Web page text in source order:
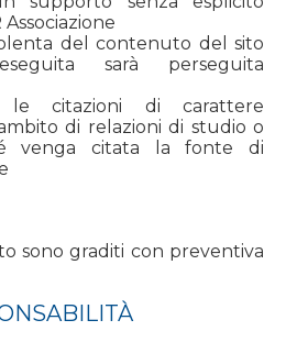
Associazione
del contenuto del sito
sarà perseguita
le citazioni di carattere
di relazioni di studio o
venga citata la fonte di
sono graditi con preventiva